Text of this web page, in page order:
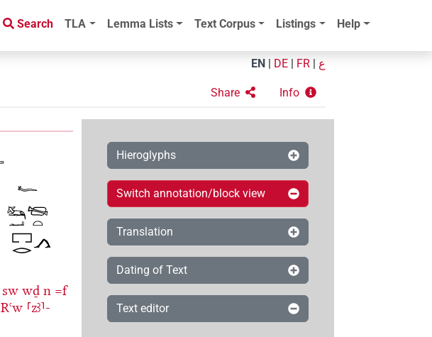
Search TLA Lemma Lists Text Corpus Listings Help
EN DE FR ع
Share Info
sw wḏ n =f
Rꜥw ⸢zꜣ⸣-
Hieroglyphs
Switch annotation/block view
Translation
Dating of Text
Text editor